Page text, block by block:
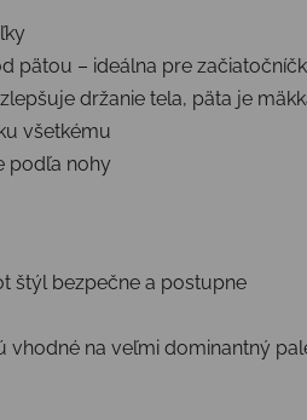
pätou – ideálna pre
držanie tela, päta je
všetkému
podľa nohy
štýl bezpečne a postupne
vhodné na veľmi dominantný